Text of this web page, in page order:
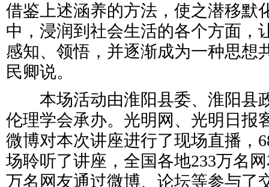
借鉴上述涵养的方法，使之潜移默
中，浸润到社会生活的各个方面，
感知、领悟，并逐渐成为一种思想
民卿说。
本场活动由淮阳县委、淮阳县
伦理学会承办。光明网、光明日报
微博对本次讲座进行了现场直播，
场聆听了讲座，全国各地233万名
万名网友通过微博、论坛等参与了